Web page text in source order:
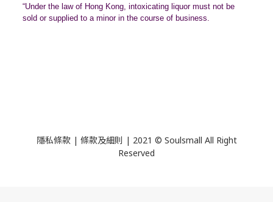
“Under the law of Hong Kong, intoxicating liquor must not be
sold or supplied to a minor in the course of business.
隱私條款 | 條款及細則 | 2021 © Soulsmall All Right
Reserved